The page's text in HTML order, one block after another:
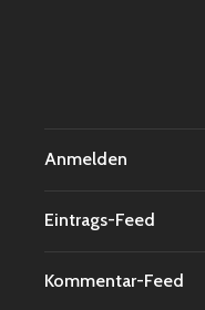
Anmelden
Eintrags-Feed
Kommentar-Feed